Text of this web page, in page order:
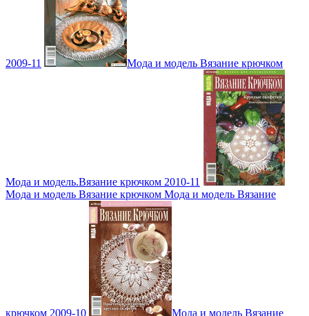
2009-11 Мода и модель Вязание крючком
Мода и модель.Вязание крючком 2010-11
Мода и модель Вязание крючком Мода и модель Вязание
крючком 2009-10
Мода и модель Вязание